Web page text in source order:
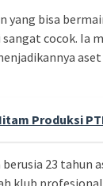
yang bisa
cocok. Ia
Produksi
23 tahun